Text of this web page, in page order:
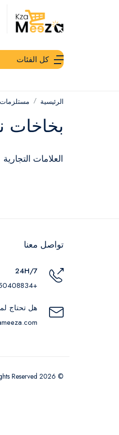
كل الفئات
الرئيسية
بخاخات
العلامات التجارية
تواصل معنا
24H/7
+201050408834
هل تحتاج
© 2026 Kza Meeza. All Rights Reserved